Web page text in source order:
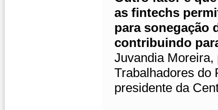
as fintechs
para sonegação
contribuindo
Juvandia
Trabalhadores do
presidente da